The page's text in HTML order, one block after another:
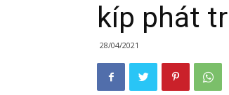
kíp phát
28/04/2021